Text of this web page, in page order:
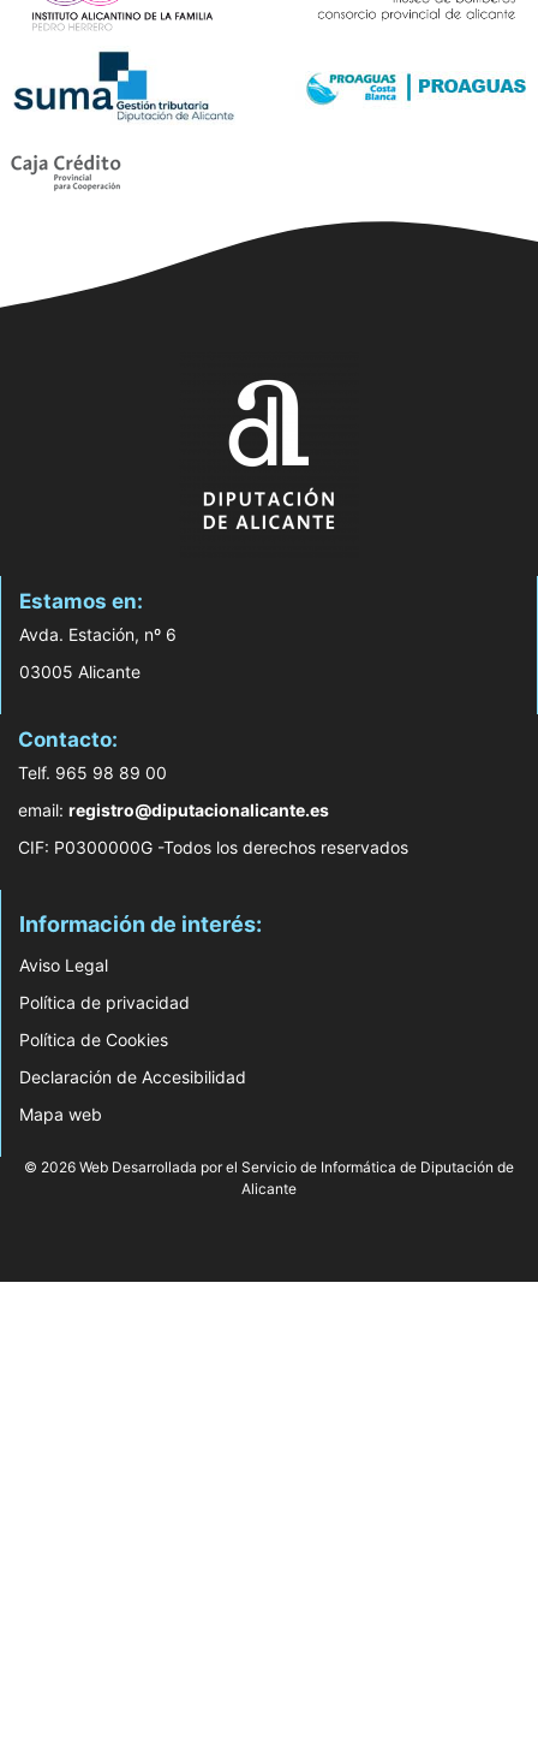
Estamos en:
Avda. Estación, nº 6
03005 Alicante
Contacto:
Telf. 965 98 89 00
email: registro@diputacionalicante.es
CIF: P0300000G -Todos los derechos reservados
Información de interés:
Aviso Legal
Política de privacidad
Política de Cookies
Declaración de Accesibilidad
Mapa web
© 2026 Web Desarrollada por el Servicio de Informática de Diputación de
Alicante